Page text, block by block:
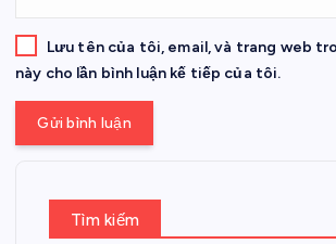
Lưu tên của tôi, email, và trang web
này cho lần bình luận kế tiếp của tôi.
Tìm kiếm